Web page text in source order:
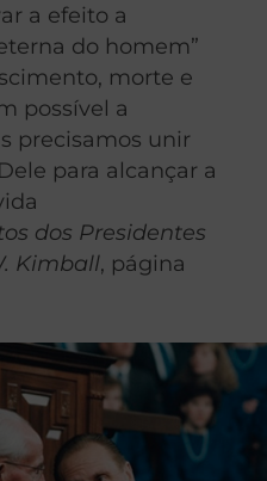
a efeito a
do homem”
morte e
possível a
precisamos unir
para alcançar a
dos Presidentes
Kimball, página